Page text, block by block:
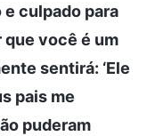
culpado para
que você é um
sentirá: ‘Ele
pais me
puderam